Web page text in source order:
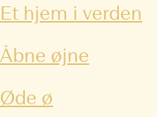
Et hjem i verden
Åbne øjne
Øde ø